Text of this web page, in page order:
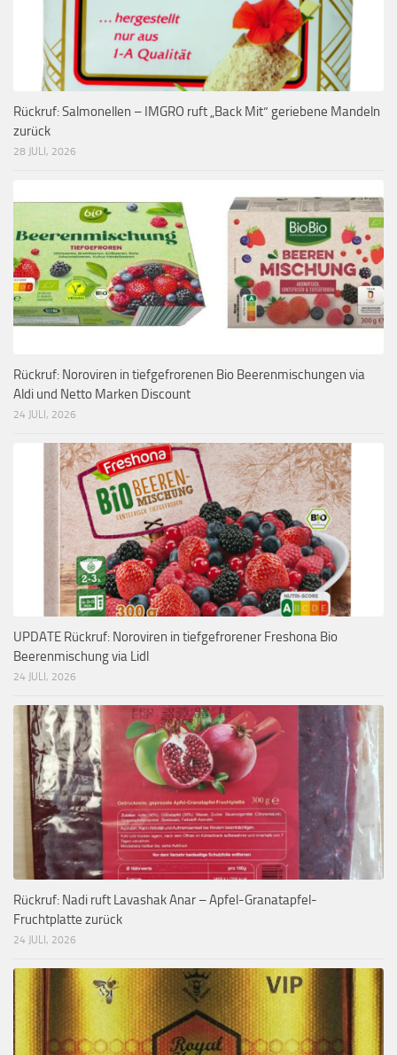
Rückruf: Salmonellen – IMGRO ruft „Back Mit“ geriebene Mandeln
zurück
28 JULI, 2026
Rückruf: Noroviren in tiefgefrorenen Bio Beerenmischungen via
Aldi und Netto Marken Discount
24 JULI, 2026
UPDATE Rückruf: Noroviren in tiefgefrorener Freshona Bio
Beerenmischung via Lidl
24 JULI, 2026
Rückruf: Nadi ruft Lavashak Anar – Apfel-Granatapfel-
Fruchtplatte zurück
24 JULI, 2026